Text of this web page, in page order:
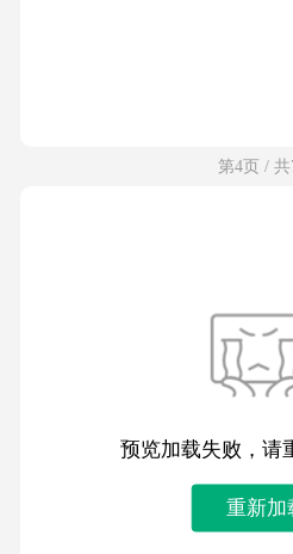
第4页 /
预览加载失败，请
重新加